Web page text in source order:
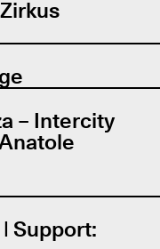
– Intercity
| Support: